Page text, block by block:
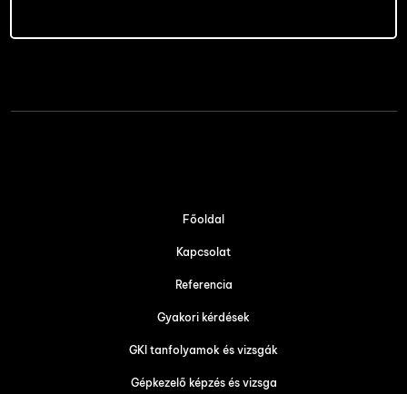
Főoldal
Kapcsolat
Referencia
Gyakori kérdések
GKI tanfolyamok és vizsgák
Gépkezelő képzés és vizsga